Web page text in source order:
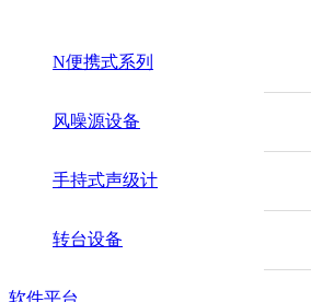
N便携式系列
风噪源设备
手持式声级计
转台设备